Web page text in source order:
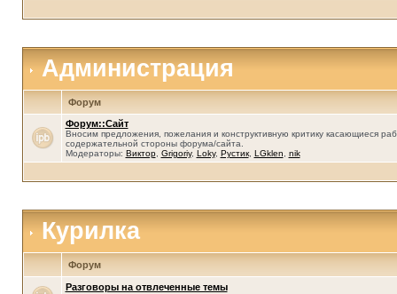
Администрация
Форум
Форум::Сайт
Вносим предложения, пожелания и конструктивную критику касающиеся
содержательной стороны форума/сайта.
Модераторы: Виктор, Grigoriy, Loky, Рустик, LGklen nik
Курилка
Форум
Разговоры на отвлеченные темы